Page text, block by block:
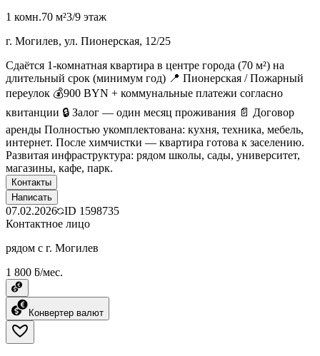
1 комн.70 м²3/9 этаж
г. Могилев, ул. Пионерская, 12/25
Сдаётся 1-комнатная квартира в центре города (70 м²) на
длительный срок (минимум год) 📍 Пионерская / Пожарный
переулок 💰900 BYN + коммунальные платежи согласно
квитанции 🔒 Залог — один месяц проживания 📄 Договор
аренды Полностью укомплектована: кухня, техника, мебель,
интернет. После химчистки — квартира готова к заселению.
Развитая инфраструктура: рядом школы, сады, университет,
магазины, кафе, парк.
Контакты
Написать
07.02.2026 ID 1598735
Контактное лицо
рядом с г. Могилев
1 800 ƃ/мес.
Конвертер валют